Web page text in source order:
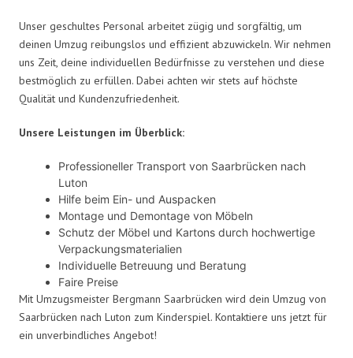
Unser geschultes Personal arbeitet zügig und sorgfältig, um
deinen Umzug reibungslos und effizient abzuwickeln. Wir nehmen
uns Zeit, deine individuellen Bedürfnisse zu verstehen und diese
bestmöglich zu erfüllen. Dabei achten wir stets auf höchste
Qualität und Kundenzufriedenheit.
Unsere Leistungen im Überblick:
Professioneller Transport von Saarbrücken nach
Luton
Hilfe beim Ein- und Auspacken
Montage und Demontage von Möbeln
Schutz der Möbel und Kartons durch hochwertige
Verpackungsmaterialien
Individuelle Betreuung und Beratung
Faire Preise
Mit Umzugsmeister Bergmann Saarbrücken wird dein Umzug von
Saarbrücken nach Luton zum Kinderspiel. Kontaktiere uns jetzt für
ein unverbindliches Angebot!